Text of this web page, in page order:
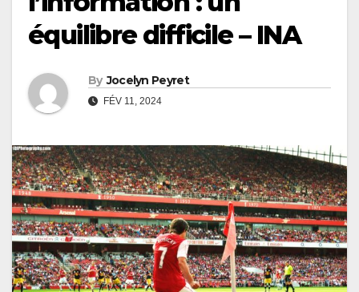
équilibre difficile – INA
By Jocelyn Peyret
FÉV 11, 2024